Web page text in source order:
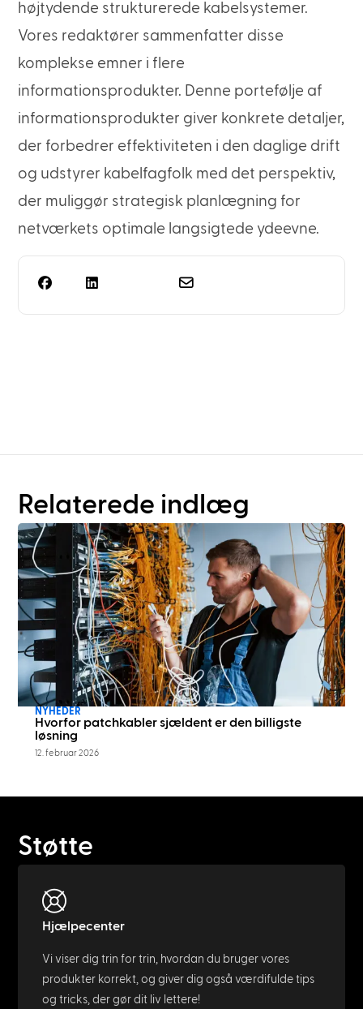
højtydende strukturerede kabelsystemer.
Vores redaktører sammenfatter disse
komplekse emner i flere
informationsprodukter. Denne portefølje af
informationsprodukter giver konkrete detaljer,
der forbedrer effektiviteten i den daglige drift
og udstyrer kabelfagfolk med det perspektiv,
der muliggør strategisk planlægning for
netværkets optimale langsigtede ydeevne.
Relaterede indlæg
NYHEDER
Hvorfor patchkabler sjældent er den billigste
løsning
12. februar 2026
Støtte
Hjælpecenter
Vi viser dig trin for trin, hvordan du bruger vores
produkter korrekt, og giver dig også værdifulde tips
og tricks, der gør dit liv lettere!